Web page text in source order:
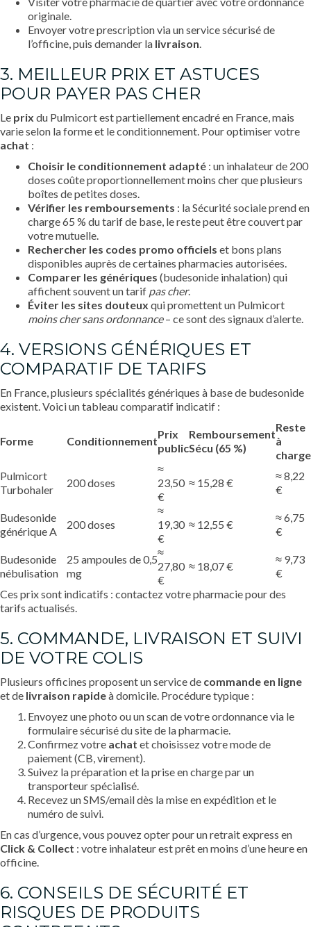
originale.
Envoyer votre prescription via un service sécurisé de
l’officine, puis demander la livraison.
3. MEILLEUR PRIX ET ASTUCES
POUR PAYER PAS CHER
Le prix du Pulmicort est partiellement encadré en France, mais
varie selon la forme et le conditionnement. Pour optimiser votre
achat :
Choisir le conditionnement adapté : un inhalateur de 200
doses coûte proportionnellement moins cher que plusieurs
boîtes de petites doses.
Vérifier les remboursements : la Sécurité sociale prend en
charge 65 % du tarif de base, le reste peut être couvert par
votre mutuelle.
Rechercher les codes promo officiels et bons plans
disponibles auprès de certaines pharmacies autorisées.
Comparer les génériques (budesonide inhalation) qui
affichent souvent un tarif pas cher.
Éviter les sites douteux qui promettent un Pulmicort
moins cher sans ordonnance– ce sont des signaux d’alerte.
4. VERSIONS GÉNÉRIQUES ET
COMPARATIF DE TARIFS
En France, plusieurs spécialités génériques à base de budesonide
existent. Voici un tableau comparatif indicatif :
Forme Conditionnement
Prix
public
Remboursement
Sécu (65 %)
Reste
à
charge
Pulmicort
Turbohaler
200 doses
≈
23,50
€
≈ 15,28 €
≈ 8,22
€
Budesonide
générique A
200 doses
≈
19,30
€
≈ 12,55 €
≈ 6,75
€
Budesonide
nébulisation
25 ampoules de 0,5
mg
≈
27,80
€
≈ 18,07 €
≈ 9,73
€
Ces prix sont indicatifs : contactez votre pharmacie pour des
tarifs actualisés.
5. COMMANDE, LIVRAISON ET SUIVI
DE VOTRE COLIS
Plusieurs officines proposent un service de commande en ligne
et de livraison rapideà domicile. Procédure typique :
Envoyez une photo ou un scan de votre ordonnance via le
formulaire sécurisé du site de la pharmacie.
Confirmez votre achat et choisissez votre mode de
paiement (CB, virement).
Suivez la préparation et la prise en charge par un
transporteur spécialisé.
Recevez un SMS/email dès la mise en expédition et le
numéro de suivi.
En cas d’urgence, vous pouvez opter pour un retrait express en
Click & Collect : votre inhalateur est prêt en moins d’une heure en
officine.
6. CONSEILS DE SÉCURITÉ ET
RISQUES DE PRODUITS